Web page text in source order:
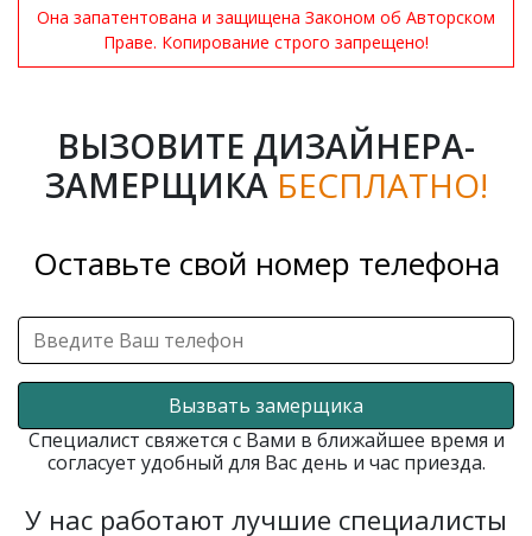
Она запатентована и защищена Законом об Авторском
Праве. Копирование строго запрещено!
ВЫЗОВИТЕ ДИЗАЙНЕРА-
ЗАМЕРЩИКА БЕСПЛАТНО!
Оставьте свой номер телефона
Вызвать замерщика
Специалист свяжется с Вами в ближайшее время и
согласует удобный для Вас день и час приезда.
У нас работают лучшие специалисты